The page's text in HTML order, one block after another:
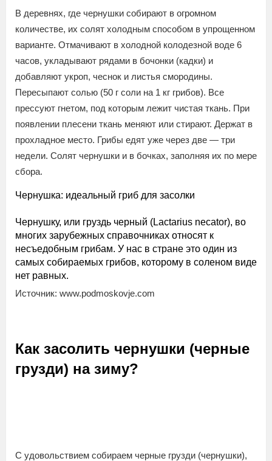
В деревнях, где чернушки собирают в огромном
количестве, их солят холодным способом в упрощенном
варианте. Отмачивают в холодной колодезной воде 6
часов, укладывают рядами в бочонки (кадки) и
добавляют укроп, чеснок и листья смородины.
Пересыпают солью (50 г соли на 1 кг грибов). Все
прессуют гнетом, под которым лежит чистая ткань. При
появлении плесени ткань меняют или стирают. Держат в
прохладное место. Грибы едят уже через две — три
недели. Солят чернушки и в бочках, заполняя их по мере
сбора.
Чернушка: идеальный гриб для засолки
Чернушку, или груздь черный (Lactarius necator), во
многих зарубежных справочниках относят к
несъедобным грибам. У нас в стране это один из
самых собираемых грибов, которому в соленом виде
нет равных.
Источник: www.podmoskovje.com
Как засолить чернушки (черные
грузди) на зиму?
С удовольствием собираем черные грузди (чернушки),